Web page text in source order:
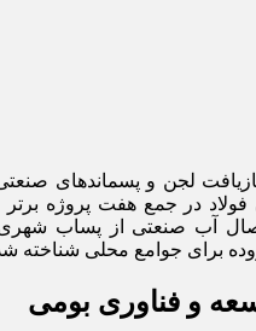
لجن و پسماندهای
فولاد در جمع هفت پروژه
آب صنعتی از پساب شهری
برای جوامع محلی شناخته
و فناوری بومی